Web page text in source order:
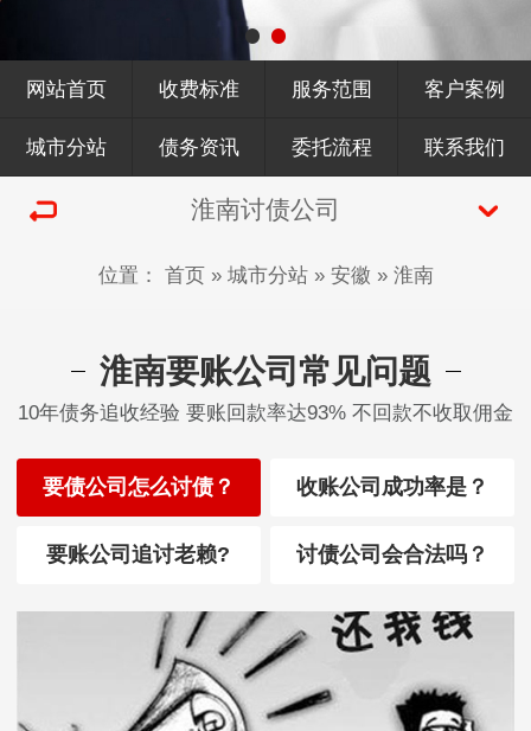
网站首页 收费标准 服务范围 客户案例
城市分站 债务资讯 委托流程 联系我们
淮南讨债公司
位置： 首页» 城市分站» 安徽 » 淮南
淮南要账公司常见问题
10年债务追收经验 要账回款率达93% 不回款不收取佣金
要债公司怎么讨债？ 收账公司成功率是？
要账公司追讨老赖? 讨债公司会合法吗？